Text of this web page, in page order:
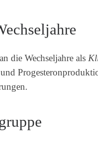
die Wechseljahre als